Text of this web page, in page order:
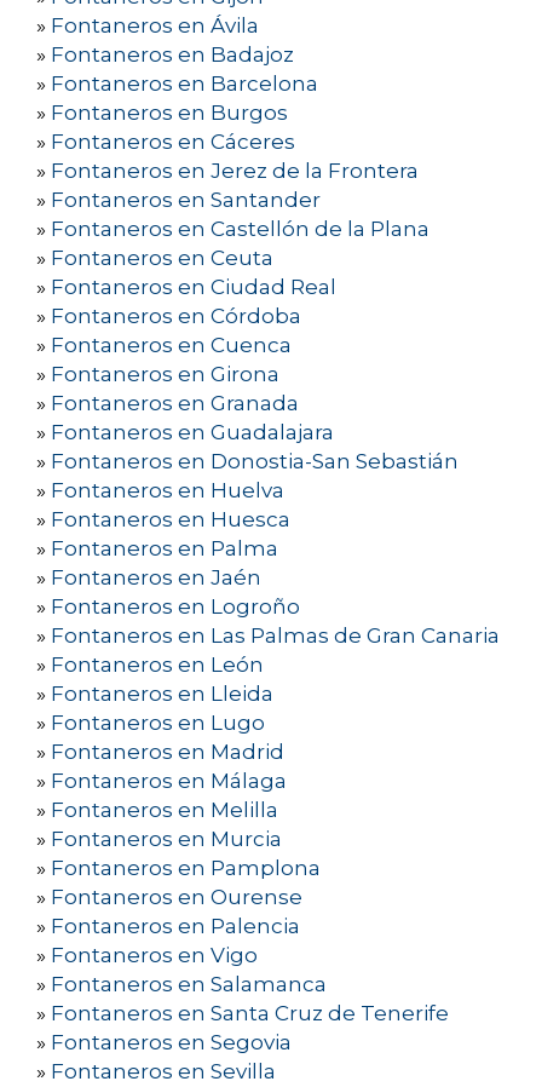
» Fontaneros en Ávila
» Fontaneros en Badajoz
» Fontaneros en Barcelona
» Fontaneros en Burgos
» Fontaneros en Cáceres
» Fontaneros en Jerez de la Frontera
» Fontaneros en Santander
» Fontaneros en Castellón de la Plana
» Fontaneros en Ceuta
» Fontaneros en Ciudad Real
» Fontaneros en Córdoba
» Fontaneros en Cuenca
» Fontaneros en Girona
» Fontaneros en Granada
» Fontaneros en Guadalajara
» Fontaneros en Donostia-San Sebastián
» Fontaneros en Huelva
» Fontaneros en Huesca
» Fontaneros en Palma
» Fontaneros en Jaén
» Fontaneros en Logroño
» Fontaneros en Las Palmas de Gran Canaria
» Fontaneros en León
» Fontaneros en Lleida
» Fontaneros en Lugo
» Fontaneros en Madrid
» Fontaneros en Málaga
» Fontaneros en Melilla
» Fontaneros en Murcia
» Fontaneros en Pamplona
» Fontaneros en Ourense
» Fontaneros en Palencia
» Fontaneros en Vigo
» Fontaneros en Salamanca
» Fontaneros en Santa Cruz de Tenerife
» Fontaneros en Segovia
» Fontaneros en Sevilla